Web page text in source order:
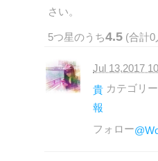
さい。
5つ星のうち4.5 (合計0
Jul 13,2017
貴 カテゴリー
報
フォロー